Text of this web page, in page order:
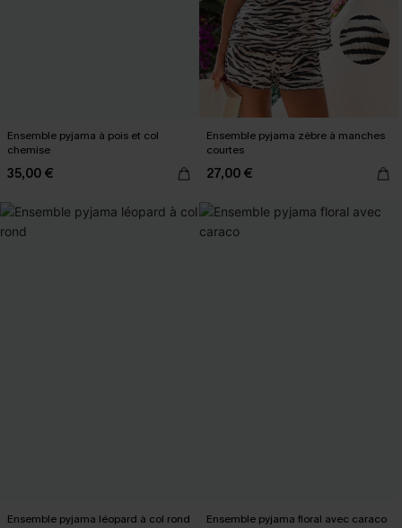
Ensemble pyjama à pois et col
chemise
35,00 €
Ensemble pyjama zèbre à manches
courtes
27,00 €
Ensemble pyjama léopard à col rond Ensemble pyjama floral avec caraco